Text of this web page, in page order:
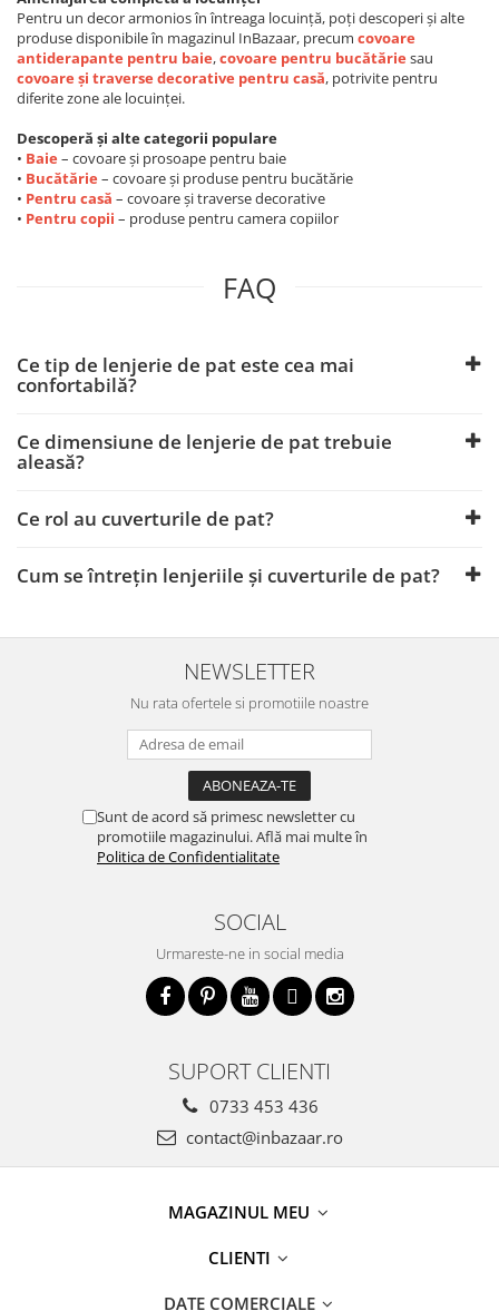
Pentru un decor armonios în întreaga locuință, poți descoperi și alte
produse disponibile în magazinul InBazaar, precum covoare
antiderapante pentru baie,covoare pentru bucătăriesau
covoare și traverse decorative pentru casă, potrivite pentru
diferite zone ale locuinței.
Descoperă și alte categorii populare
• Baie– covoare și prosoape pentru baie
• Bucătărie– covoare și produse pentru bucătărie
• Pentru casă – covoare și traverse decorative
• Pentru copii – produse pentru camera copiilor
FAQ
Ce tip de lenjerie de pat este cea mai
confortabilă?
Ce dimensiune de lenjerie de pat trebuie
aleasă?
Ce rol au cuverturile de pat?
Cum se întrețin lenjeriile și cuverturile de pat?
NEWSLETTER
Nu rata ofertele si promotiile noastre
Sunt de acord să primesc newsletter cu
promotiile magazinului. Află mai multe în
Politica de Confidentialitate
SOCIAL
Urmareste-ne in social media
SUPORT CLIENTI
0733 453 436
contact@inbazaar.ro
MAGAZINUL MEU
CLIENTI
DATE COMERCIALE